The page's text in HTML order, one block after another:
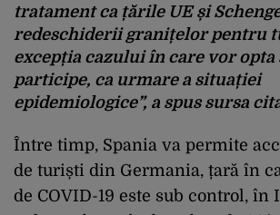
tratament ca țările UE și
redeschiderii granițelor pentru
excepția cazului în care vor opta
participe, ca urmare a situației
epidemiologice”, a spus sursa
Între timp, Spania va permite
de turiști din Germania, țară în
de COVID-19 este sub control, în